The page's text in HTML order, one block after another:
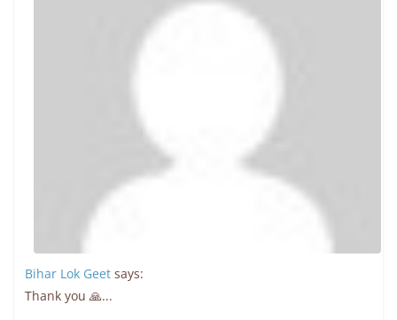
Bihar Lok Geet says:
Thank you 🙏...